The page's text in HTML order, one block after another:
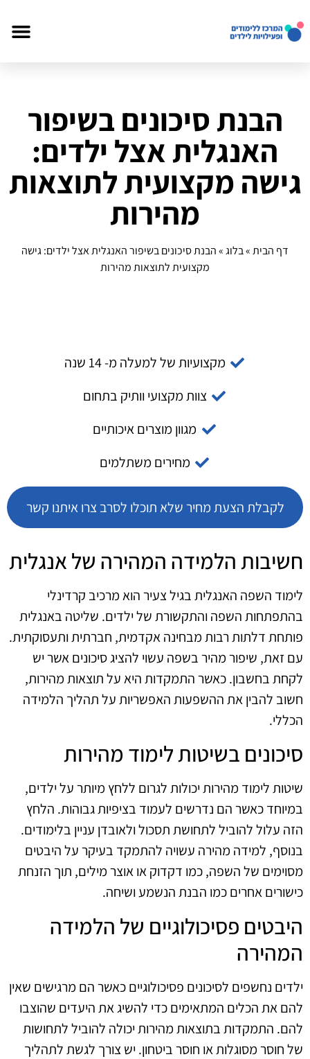
הבנת סיכונים בשיפור
האנגלית אצל ילדים:
גישה מקצועית לתוצאות
מהירות
דף הבית»בלוג»הבנת סיכונים בשיפור האנגלית אצל ילדים: גישה
מקצועית לתוצאות מהירות
מקצועיות של למעלה מ- 14 שנה
צוות מקצועי וותיק בתחום
מגוון מוצרים איכותיים
מחירים משתלמים
לקבלת הצעת מחיר שלא תוכלו לסרב צרו איתנו קשר
חשיבות הלמידה המהירה של אנגלית
לימוד השפה האנגלית בגיל צעיר הוא מרכיב קרדינלי
בהתפתחות השפה והתקשורת של ילדים. שליטה באנגלית
פותחת דלתות רבות מבחינה אקדמית, חברתית ותעסוקתית.
עם זאת, שיפור מהיר בשפה עשוי להציג סיכונים אשר יש
לקחת בחשבון. כאשר התמקדות היא על תוצאות מהירות,
חשוב להבין את ההשפעות האפשריות על תהליך הלמידה
הכללי.
סיכונים בשיטות לימוד מהירות
שיטות לימוד מהירות יכולות לגרום ללחץ מיותר על ילדים,
במיוחד כאשר הם נדרשים לעמוד בציפיות גבוהות. הלחץ
הזה עלול להוביל לתחושת תסכול ולאובדן עניין בלימודים.
בנוסף, למידה מהירה עשויה להתמקד בעיקר על היבטים
מסוימים של השפה, כמו דקדוק או אוצר מילים, תוך הזנחת
כישורים אחרים כמו הבנת הנשמע ושיחה.
היבטים פסיכולוגיים של הלמידה
המהירה
ילדים נחשפים לסיכונים פסיכולוגיים כאשר הם מרגישים שאין
להם את הכלים המתאימים כדי להשיג את היעדים שהוצבו
להם. התמקדות בתוצאות מהירות יכולה להוביל לתחושות
של חוסר מסוגלות או חוסר ביטחון. יש צורך לגשת לתהליך